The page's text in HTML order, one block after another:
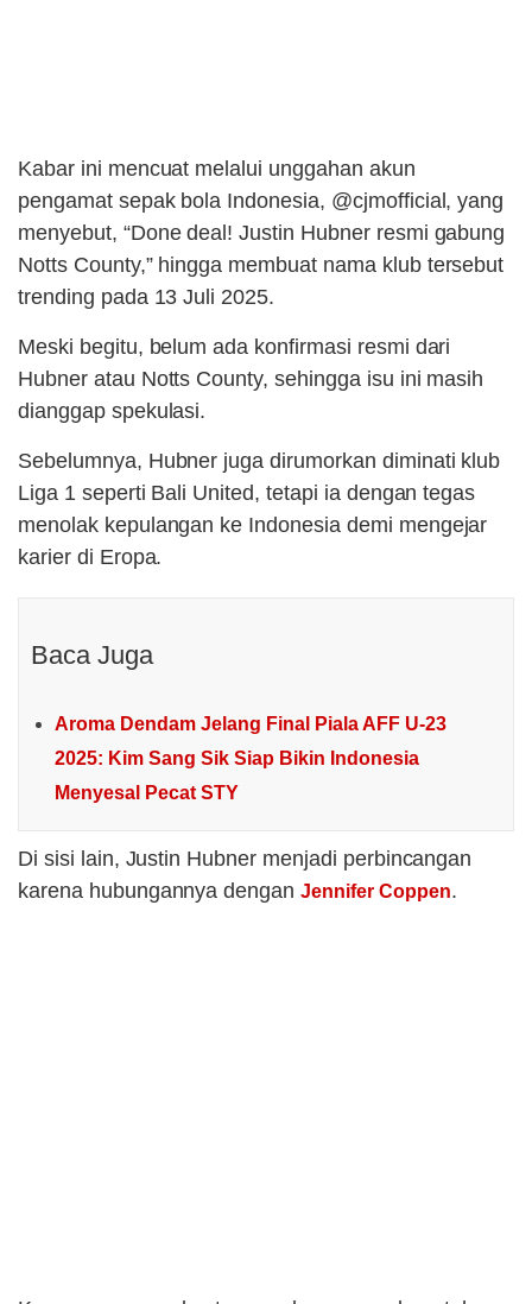
Kabar ini mencuat melalui unggahan akun
pengamat sepak bola Indonesia, @cjmofficial, yang
menyebut, “Done deal! Justin Hubner resmi gabung
Notts County,” hingga membuat nama klub tersebut
trending pada 13 Juli 2025.
Meski begitu, belum ada konfirmasi resmi dari
Hubner atau Notts County, sehingga isu ini masih
dianggap spekulasi.
Sebelumnya, Hubner juga dirumorkan diminati klub
Liga 1 seperti Bali United, tetapi ia dengan tegas
menolak kepulangan ke Indonesia demi mengejar
karier di Eropa.
Baca Juga
Aroma Dendam Jelang Final Piala AFF U-23
2025: Kim Sang Sik Siap Bikin Indonesia
Menyesal Pecat STY
Di sisi lain, Justin Hubner menjadi perbincangan
karena hubungannya denganJennifer Coppen.